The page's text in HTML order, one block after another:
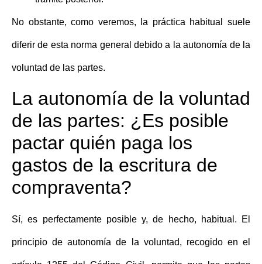
No obstante, como veremos, la práctica habitual suele
diferir de esta norma general debido a la autonomía de la
voluntad de las partes.
La autonomía de la voluntad
de las partes: ¿Es posible
pactar quién paga los
gastos de la escritura de
compraventa?
Sí, es perfectamente posible y, de hecho, habitual. El
principio de autonomía de la voluntad, recogido en el